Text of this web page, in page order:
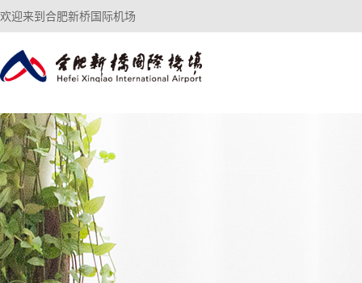
欢迎来到合肥新桥国际机场